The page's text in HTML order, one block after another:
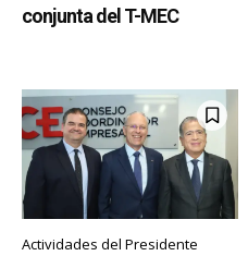
conjunta del T-MEC
Actividades del Presidente